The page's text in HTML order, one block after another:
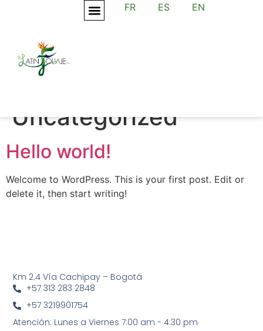
EN
ES
FR
Uncategorized
Hello world!
Welcome to WordPress. This is your first post. Edit or
delete it, then start writing!
Km 2.4 Vía Cachipay – Bogotá
+57 313 283 2848
+57 3219901754
Atención: Lunes a Viernes 7:00 am - 4:30 pm